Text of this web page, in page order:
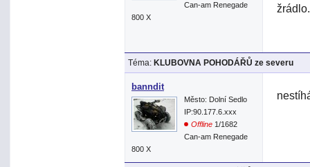
Can-am Renegade
800 X
Téma: KLUBOVNA POHODÁŘŮ ze severu
banndit
Město: Dolní Sedlo
IP:90.177.6.xxx
Offline 1/1682
Can-am Renegade
800 X